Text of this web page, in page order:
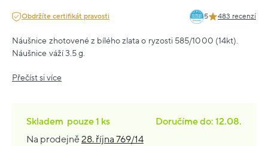
Obdržíte certifikát pravosti 5 483 recenzí
Náušnice zhotovené z bílého zlata o ryzosti 585/1000 (14kt).
Náušnice váží 3.5 g.
Přečíst si více
Skladem pouze1 ks
Doručíme do: 12.08.
Na prodejně28. října 769/14